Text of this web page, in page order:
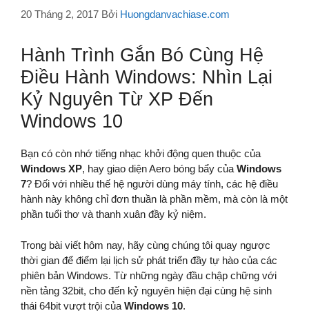
20 Tháng 2, 2017 Bởi Huongdanvachiase.com
Hành Trình Gắn Bó Cùng Hệ
Điều Hành Windows: Nhìn Lại
Kỷ Nguyên Từ XP Đến
Windows 10
Bạn có còn nhớ tiếng nhạc khởi động quen thuộc của
Windows XP, hay giao diện Aero bóng bẩy của Windows
7? Đối với nhiều thế hệ người dùng máy tính, các hệ điều
hành này không chỉ đơn thuần là phần mềm, mà còn là một
phần tuổi thơ và thanh xuân đầy kỷ niệm.
Trong bài viết hôm nay, hãy cùng chúng tôi quay ngược
thời gian để điểm lại lịch sử phát triển đầy tự hào của các
phiên bản Windows. Từ những ngày đầu chập chững với
nền tảng 32bit, cho đến kỷ nguyên hiện đại cùng hệ sinh
thái 64bit vượt trội của Windows 10.